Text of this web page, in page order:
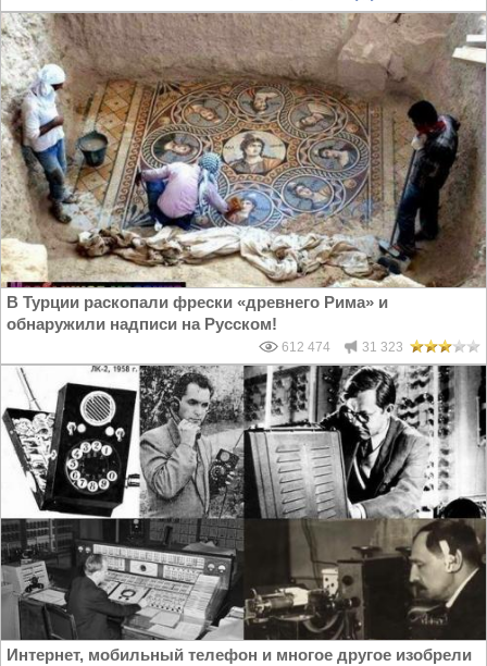
В Турции раскопали фрески «древнего Рима» и
обнаружили надписи на Русском!
612 474 31 323
Интернет, мобильный телефон и многое другое изобрели